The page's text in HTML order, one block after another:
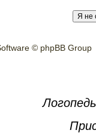
© phpBB Group